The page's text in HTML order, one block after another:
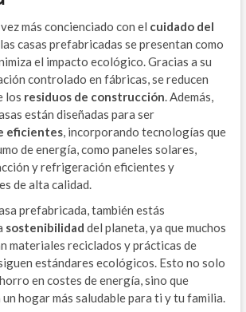
más concienciado con el cuidado del
las casas prefabricadas se presentan como
el impacto ecológico. Gracias a su
controlado en fábricas, se reducen
los residuos de construcción. Además,
están diseñadas para ser
eficientes, incorporando tecnologías que
de energía, como paneles solares,
y refrigeración eficientes y
de alta calidad.
prefabricada, también estás
sostenibilidad del planeta, ya que muchos
materiales reciclados y prácticas de
estándares ecológicos. Esto no solo
en costes de energía, sino que
hogar más saludable para ti y tu familia.